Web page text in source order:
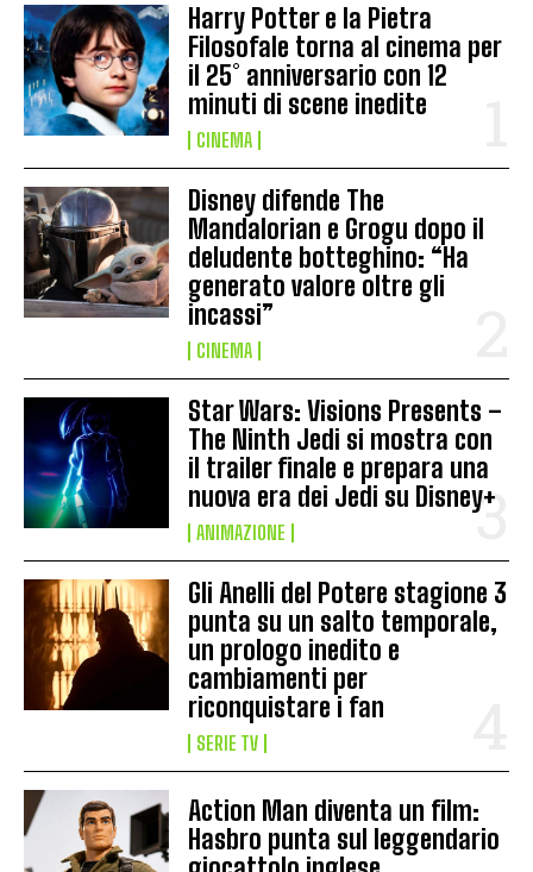
Harry Potter e la Pietra
Filosofale torna al cinema per
il 25° anniversario con 12
minuti di scene inedite
CINEMA
Disney difende The
Mandalorian e Grogu dopo il
deludente botteghino: “Ha
generato valore oltre gli
incassi”
CINEMA
Star Wars: Visions Presents –
The Ninth Jedi si mostra con
il trailer finale e prepara una
nuova era dei Jedi su Disney+
ANIMAZIONE
Gli Anelli del Potere stagione 3
punta su un salto temporale,
un prologo inedito e
cambiamenti per
riconquistare i fan
SERIE TV
Action Man diventa un film:
Hasbro punta sul leggendario